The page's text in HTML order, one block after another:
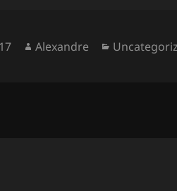
Auteur
Alexandre Catégories